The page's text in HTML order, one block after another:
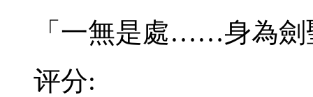
「一無是處……身為劍
评分: